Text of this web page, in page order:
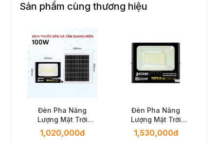
Sản phẩm cùng thương hiệu
Đèn Pha Năng
Lượng Mặt Trời
100W Lite
BDP26.100 KITAWA
1,020,000đ
Đèn Pha Năng
Lượng Mặt Trời
200W Lite
BDP26.200 KITAWA
1,530,000đ